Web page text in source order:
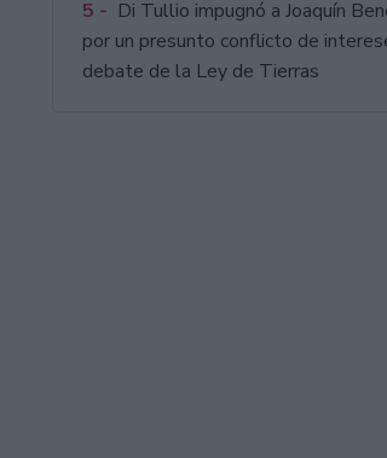
5 - Di Tullio impugnó a Joaquín
por un presunto conflicto de
debate de la Ley de Tierras